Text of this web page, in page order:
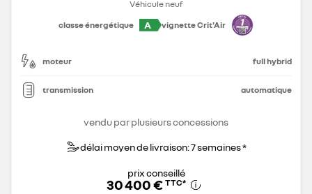
Véhicule neuf
classe énergétique
A vignette Crit'Air
moteur full hybrid
transmission automatique
vendu par plusieurs concessions
délai moyen de livraison: 7 semaines *
prix conseillé
30 400 € TTC*